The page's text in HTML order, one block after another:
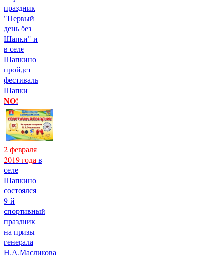
праздник
"Первый
день без
Шапки" и
в селе
Шапкино
пройдет
фестиваль
Шапки
NO!
2 февраля
2019 годав
селе
Шапкино
состоялся
9-й
спортивный
праздник
на призы
генерала
Н.А.Масликова